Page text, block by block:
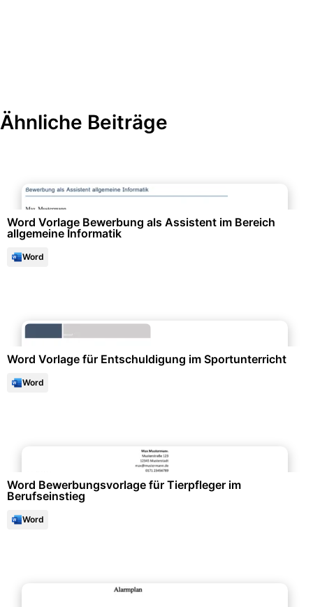
Ähnliche Beiträge
Word Vorlage Bewerbung als Assistent im Bereich
allgemeine Informatik
Word
Word Vorlage für Entschuldigung im Sportunterricht
Word
Word Bewerbungsvorlage für Tierpfleger im
Berufseinstieg
Word